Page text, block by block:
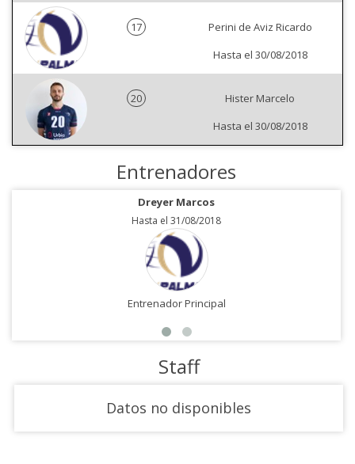
17
Perini de Aviz Ricardo
Hasta el 30/08/2018
20
Hister Marcelo
Hasta el 30/08/2018
Entrenadores
Dreyer Marcos
Hasta el 31/08/2018
Entrenador Principal
Staff
Datos no disponibles